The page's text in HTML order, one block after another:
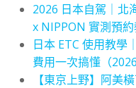
2026 日本自駕｜北
x NIPPON 實測預約
日本 ETC 使用教學
費用一次搞懂（2026
【東京上野】阿美